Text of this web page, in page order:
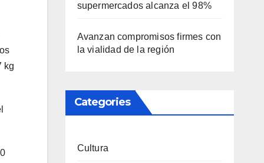
kg
supermercados alcanza el 98%
Avanzan compromisos firmes con
la vialidad de la región
Categories
Cultura